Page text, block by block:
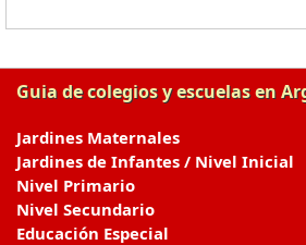
Guia de colegios y escuelas en
Jardines Maternales
Jardines de Infantes / Nivel Inicial
Nivel Primario
Nivel Secundario
Educación Especial